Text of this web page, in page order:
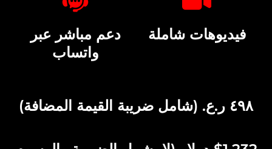
​فيديوهات شاملة
دعم مباشر عبر
واتساب
٤٩٨ ر.ع. (شامل ضريبة القيمة المضافة)